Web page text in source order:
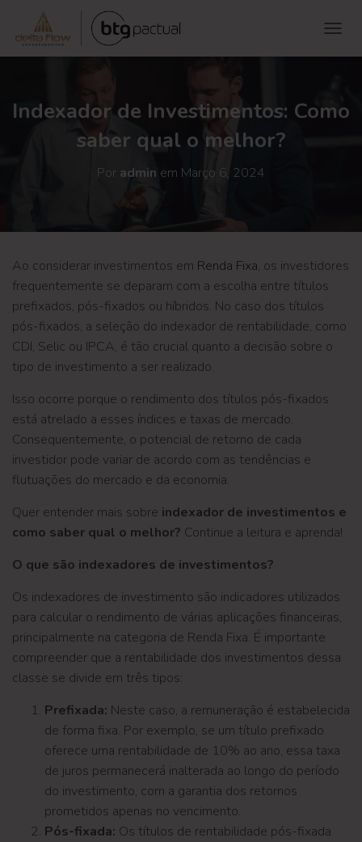
Indexador de Investimentos: Como
saber qual o melhor?
Por admin em Março 6, 2024
Ao considerar investimentos em Renda Fixa, os investidores
frequentemente se deparam com a escolha entre títulos
prefixados, pós-fixados ou híbridos. No caso dos títulos
pós-fixados, a seleção do indexador de rentabilidade, como
CDI, Selic ou IPCA, é tão crucial quanto a decisão sobre o
tipo de investimento a ser realizado.
Isso ocorre porque o rendimento dos títulos pós-fixados
está atrelado a esses índices e taxas de mercado.
Consequentemente, o potencial de retorno de cada
investidor pode variar de acordo com as tendências e
flutuações do mercado e da economia.
Quer entender mais sobre indexador de investimentos e
como saber qual o melhor? Continue a leitura e aprenda!
O que são indexadores de investimentos?
Os indexadores de investimento são indicadores utilizados
para calcular o rendimento de várias aplicações financeiras,
principalmente na categoria de Renda Fixa. É importante
compreender que a rentabilidade dos investimentos dessa
classe se divide em três tipos:
Prefixada: Neste caso, a remuneração é estabelecida
de forma fixa. Por exemplo, se um título prefixado
oferece uma rentabilidade de 10% ao ano, essa taxa
de juros permanecerá inalterada ao longo do período
do investimento, com a garantia dos retornos
prometidos apenas no vencimento.
Pós-fixada: Os títulos de rentabilidade pós-fixada